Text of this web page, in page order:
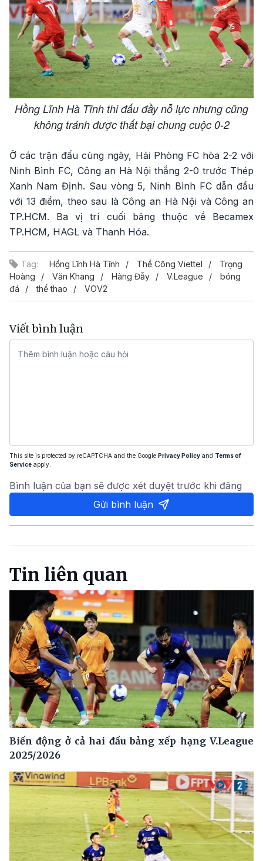
Hồng Lĩnh Hà Tĩnh thi đấu đầy nỗ lực nhưng cũng
không tránh được thất bại chung cuộc 0-2
Ở các trận đấu cùng ngày, Hải Phòng FC hòa 2-2 với
Ninh Bình FC, Công an Hà Nội thắng 2-0 trước Thép
Xanh Nam Định. Sau vòng 5, Ninh Bình FC dẫn đầu
với 13 điểm, theo sau là Công an Hà Nội và Công an
TP.HCM. Ba vị trí cuối bảng thuộc về Becamex
TP.HCM, HAGL và Thanh Hóa.
Tag: Hồng Lĩnh Hà Tĩnh Thể Công Viettel
Trọng
Hoàng
Văn Khang Hàng Đẫy V.League
bóng
đá
thể thao VOV2
Viết bình luận
This site is protected by reCAPTCHA and the Google Privacy Policy and Terms of
Service apply.
Bình luận của bạn sẽ được xét duyệt trước khi đăng
Gửi bình luận
Tin liên quan
Biến động ở cả hai đầu bảng xếp hạng V.League
2025/2026